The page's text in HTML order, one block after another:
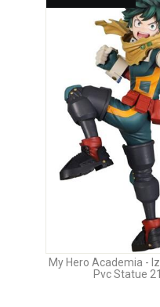
My Hero Academia -
Pvc Statue